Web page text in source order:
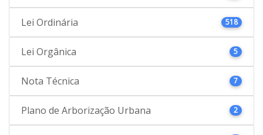
Lei Ordinária 518
Lei Orgânica 5
Nota Técnica 7
Plano de Arborização Urbana 2